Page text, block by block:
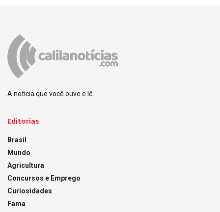
A notícia que você ouve e lê.
Editorias
Brasil
Mundo
Agricultura
Concursos e Emprego
Curiosidades
Fama